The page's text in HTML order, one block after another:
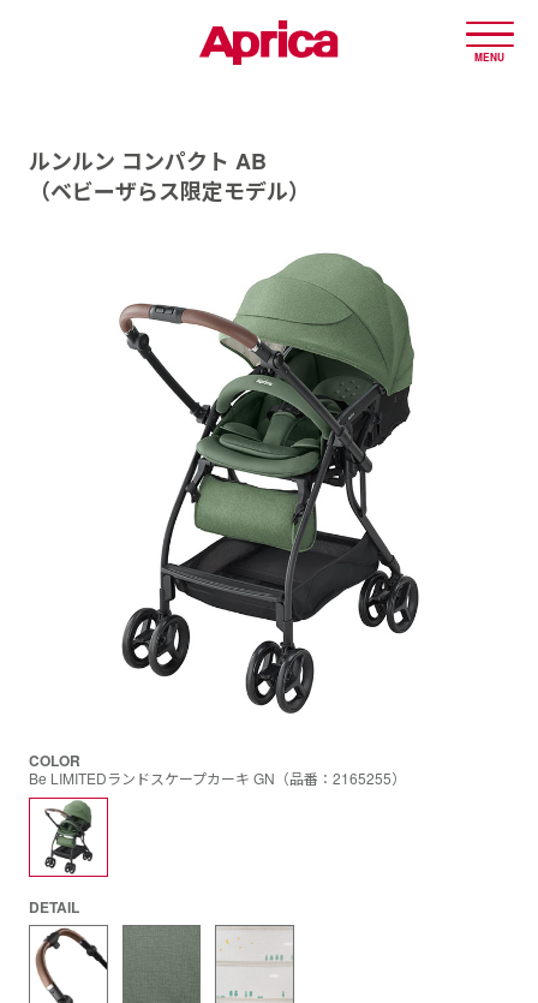
MENU
ルンルン コンパクト AB
（ベビーザらス限定モデル）
COLOR
Be LIMITEDランドスケープカーキ GN（品番：2165255）
DETAIL